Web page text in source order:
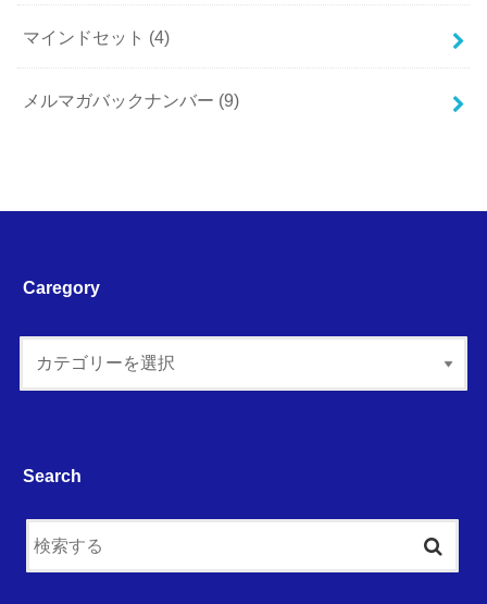
マインドセット (4)
メルマガバックナンバー (9)
Caregory
Search